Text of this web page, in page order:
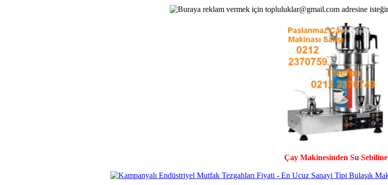
Çay Makinesinden Su Sebiline